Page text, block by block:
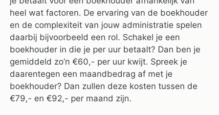
heel wat factoren. De ervaring van de boekhouder
en de complexiteit van jouw administratie spelen
daarbij bijvoorbeeld een rol. Schakel je een
boekhouder in die je per uur betaalt? Dan ben je
gemiddeld zo’n €60,- per uur kwijt. Spreek je
daarentegen een maandbedrag af met je
boekhouder? Dan zullen deze kosten tussen de
€79,- en €92,- per maand zijn.